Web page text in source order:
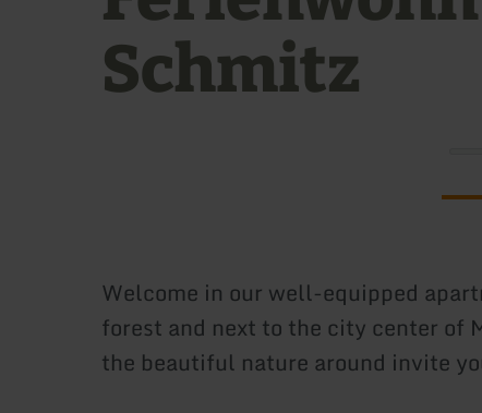
Schmitz
Welcome in our well-equipped
forest and next to the city center of
the beautiful nature around invite